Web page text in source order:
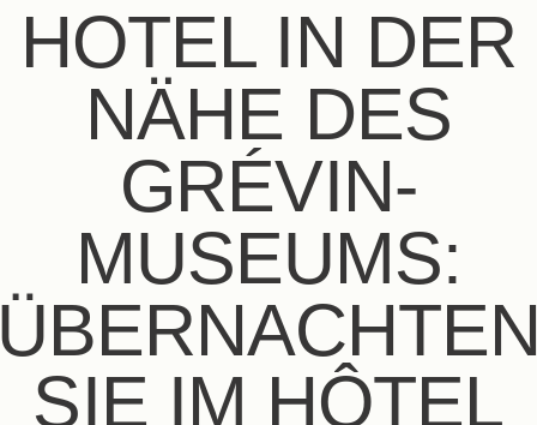
HOTEL IN DER
NÄHE DES
GRÉVIN-
MUSEUMS:
SIE IM HÔTEL